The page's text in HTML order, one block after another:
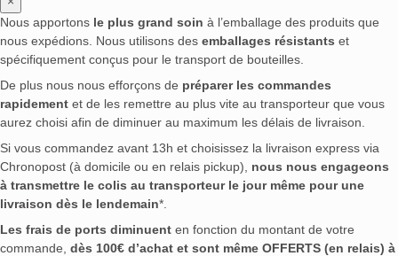
Nous apportons le plus grand soin à l’emballage des produits que
nous expédions. Nous utilisons des emballages résistants et
spécifiquement conçus pour le transport de bouteilles.
De plus nous nous efforçons de préparer les commandes
rapidement et de les remettre au plus vite au transporteur que vous
aurez choisi afin de diminuer au maximum les délais de livraison.
Si vous commandez avant 13h et choisissez la livraison express via
Chronopost (à domicile ou en relais pickup), nous nous engageons
à transmettre le colis au transporteur le jour même pour une
livraison dès le lendemain*.
Les frais de ports diminuent en fonction du montant de votre
commande, dès 100€ d’achat et sont même OFFERTS (en relais) à